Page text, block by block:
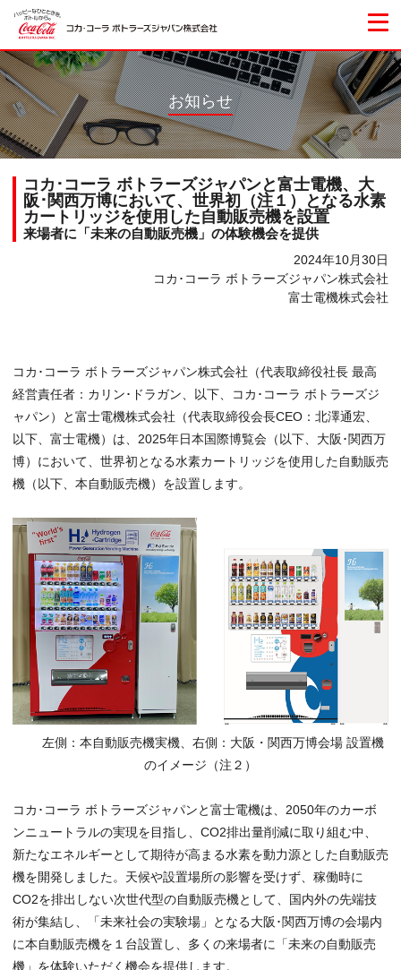
お知らせ
コカ･コーラ ボトラーズジャパンと富士電機、大
阪･関西万博において、世界初（注１）となる水素
カートリッジを使用した自動販売機を設置
来場者に「未来の自動販売機」の体験機会を提供
2024年10月30日
コカ･コーラ ボトラーズジャパン株式会社
富士電機株式会社
コカ･コーラ ボトラーズジャパン株式会社（代表取締役社長 最高
経営責任者：カリン･ドラガン、以下、コカ･コーラ ボトラーズジ
ャパン）と富士電機株式会社（代表取締役会長CEO：北澤通宏、
以下、富士電機）は、2025年日本国際博覧会（以下、大阪･関西万
博）において、世界初となる水素カートリッジを使用した自動販売
機（以下、本自動販売機）を設置します。
左側：本自動販売機実機、右側：大阪・関西万博会場 設置機
のイメージ（注２）
コカ･コーラ ボトラーズジャパンと富士電機は、2050年のカーボ
ンニュートラルの実現を目指し、CO2排出量削減に取り組む中、
新たなエネルギーとして期待が高まる水素を動力源とした自動販売
機を開発しました。天候や設置場所の影響を受けず、稼働時に
CO2を排出しない次世代型の自動販売機として、国内外の先端技
術が集結し、「未来社会の実験場」となる大阪･関西万博の会場内
に本自動販売機を１台設置し、多くの来場者に「未来の自動販売
機」を体験いただく機会を提供します。